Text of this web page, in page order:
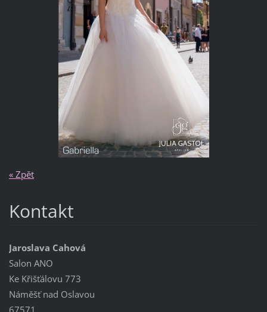
« Zpět
Kontakt
Jaroslava Cahová
Salon ANO
Ke Křišťálovu 773
Náměšť nad Oslavou
67571